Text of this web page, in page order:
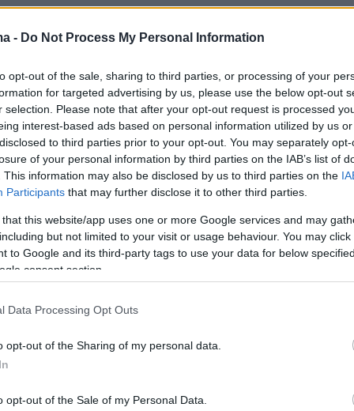
- Do Not Process My Personal Information
opt-out of the sale, sharing to third parties, or processing of your
for targeted advertising by us, please use the below opt-out
selection. Please note that after your opt-out request is processed
interest-based ads based on personal information utilized by us
to third parties prior to your opt-out. You may separately
of your personal information by third parties on the IAB’s list of
This information may also be disclosed by us to third parties on the
Participants that may further disclose it to other third parties.
that this website/app uses one or more Google services and may
but not limited to your visit or usage behaviour. You may
to Google and its third-party tags to use your data for below
consent section.
Data Processing Opt Outs
opt-out of the Sharing of my personal data.
opt-out of the Sale of my Personal Data.
Πρώιμης Παιδικής Ηλικίας
Λάρισα
Ίλιον
Χαϊδάρι
Ίλιον
Χαϊδάρι
Λάρισα